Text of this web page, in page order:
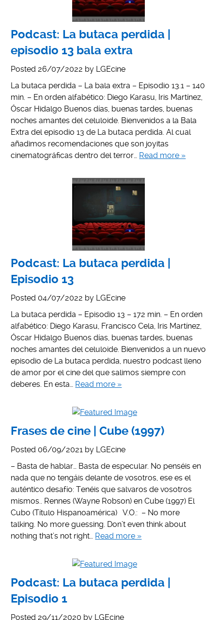
Podcast: La butaca perdida |
episodio 13 bala extra
Posted 26/07/2022 by LGEcine
La butaca perdida – La bala extra – Episodio 13.1 – 140
min. – En orden alfabético: Diego Karasu, Iris Martínez,
Óscar Hidalgo Buenos días, buenas tardes, buenas
noches amantes del celuloide. Bienvenidos a la Bala
Extra del episodio 13 de La butaca perdida. Al cual
añadimos recomendaciones que son joyitas
cinematográficas dentro del terror… Read more »
Podcast: La butaca perdida |
Episodio 13
Posted 04/07/2022 by LGEcine
La butaca perdida – Episodio 13 – 172 min. – En orden
alfabético: Diego Karasu, Francisco Cela, Iris Martínez,
Óscar Hidalgo Buenos días, buenas tardes, buenas
noches amantes del celuloide. Bienvenidos a un nuevo
episodio de La butaca perdida, nuestro podcast lleno
de amor por el cine del que salimos siempre con
deberes. En esta… Read more »
Frases de cine | Cube (1997)
Posted 06/09/2021 by LGEcine
– Basta de hablar… Basta de especular. No penséis en
nada que no tengáis delante de vosotros, ese es el
auténtico desafío: Tenéis que salvaros de vosotros
mismos.. Rennes (Wayne Robson) en Cube (1997) El
Cubo (Título Hispanoamérica) V.O.: – No more
talking. No more guessing. Don’t even think about
nothing that’s not right… Read more »
Podcast: La butaca perdida |
Episodio 1
Posted 29/11/2020 by LGEcine